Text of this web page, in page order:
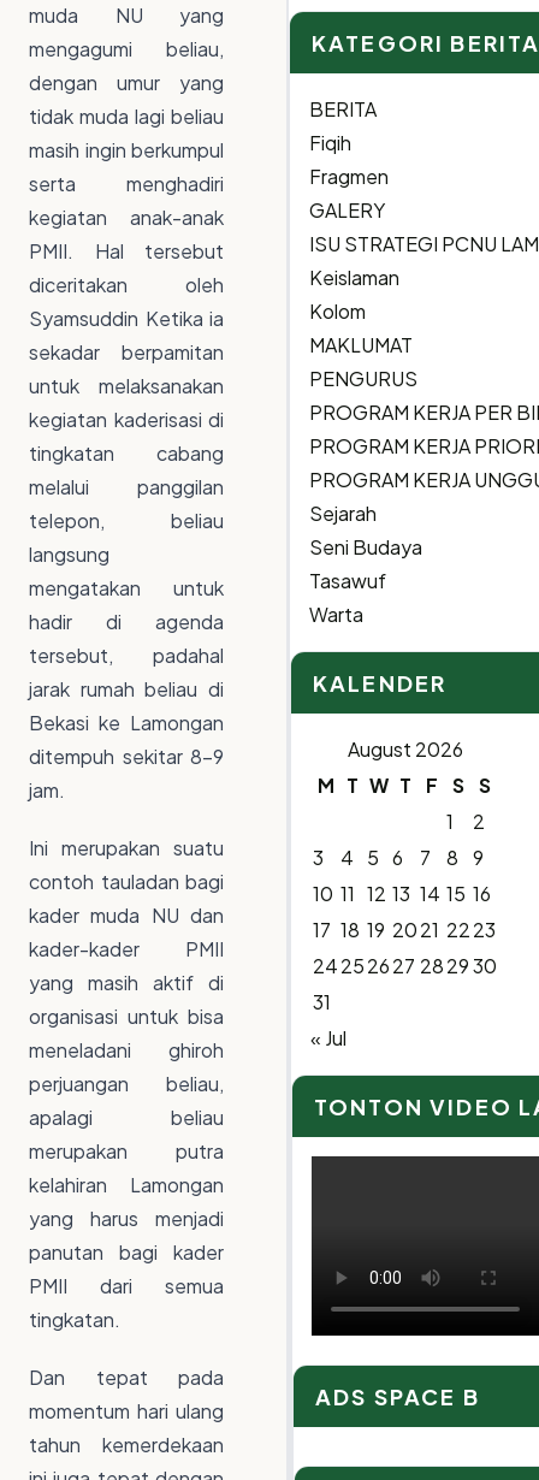
muda NU yang
mengagumi beliau,
dengan umur yang
tidak muda lagi beliau
masih ingin berkumpul
serta menghadiri
kegiatan anak-anak
PMII. Hal tersebut
diceritakan oleh
Syamsuddin Ketika ia
sekadar berpamitan
untuk melaksanakan
kegiatan kaderisasi di
tingkatan cabang
melalui panggilan
telepon, beliau
langsung
mengatakan untuk
hadir di agenda
tersebut, padahal
jarak rumah beliau di
Bekasi ke Lamongan
ditempuh sekitar 8-9
jam.
Ini merupakan suatu
contoh tauladan bagi
kader muda NU dan
kader-kader PMII
yang masih aktif di
organisasi untuk bisa
meneladani ghiroh
perjuangan beliau,
apalagi beliau
merupakan putra
kelahiran Lamongan
yang harus menjadi
panutan bagi kader
PMII dari semua
tingkatan.
Dan tepat pada
momentum hari ulang
tahun kemerdekaan
for:
KATEGORI
BERITA
Fiqih
Fragmen
GALERY
ISU STRATEGI PCNU
Keislaman
Kolom
MAKLUMAT
PENGURUS
PROGRAM KERJA PER
PROGRAM KERJA
PROGRAM KERJA
Sejarah
Seni Budaya
Tasawuf
Warta
KALENDER
August 2026
M T W T F S S
1
2
3
4 5 6 7 8
9
10 11 12 13 14 15 16
17 18 19 2021 2223
24252627 282930
31
« Jul
TONTON VIDEO
ADS SPACE B